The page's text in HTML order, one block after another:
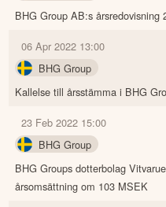
BHG Group AB:s årsredovisning
06 Apr 2022 13:00
BHG Group
Kallelse till årsstämma i BHG
23 Feb 2022 15:00
BHG Group
BHG Groups dotterbolag
årsomsättning om 103 MSEK